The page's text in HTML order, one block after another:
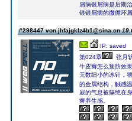
屑病银屑病是后期
银银屑病的微循环
#298447 von jhfajgklz4b1@sina.cn
IP: saved
第024章
弦月
牛皮癣怎么预防效
无数细小的冰针，
的金属结构，触感
寂的气息被隔绝在
癣养生感。